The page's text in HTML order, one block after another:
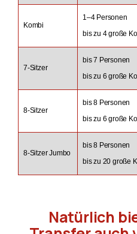
Kombi
1–4 Personen
bis zu 4 große
7-Sitzer
bis 7 Personen
bis zu 6 große
8-Sitzer
bis 8 Personen
bis zu 6 große
8-Sitzer Jumbo
bis 8 Personen
bis zu 20 große
Natürlich